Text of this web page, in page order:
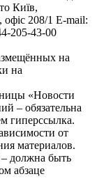
Київ,
208/1 E-mail:
205-43-00
на
на
«Новости
– обязательна
гиперссылка.
от
материалов.
должна быть
абзаце